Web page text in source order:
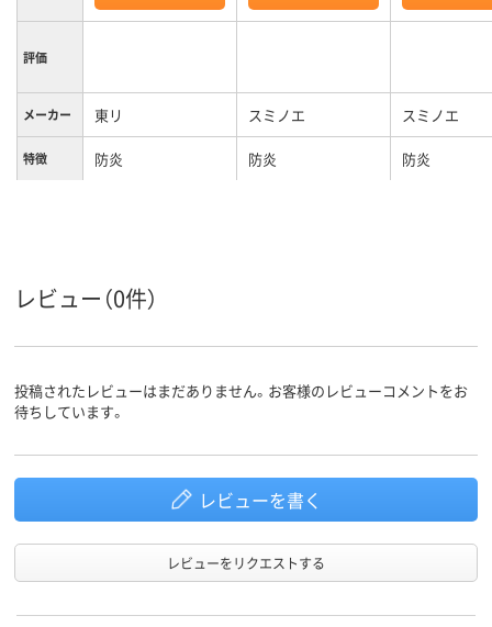
評価
メーカー 東リ スミノエ スミノエ
特徴 防炎 防炎 防炎
レビュー（0件）
投稿されたレビューはまだありません。お客様のレビューコメントをお
待ちしています。
レビューを書く
レビューをリクエストする